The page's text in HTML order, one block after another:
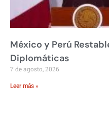
México y Perú
Diplomáticas
7 de agosto, 2026
Leer más »